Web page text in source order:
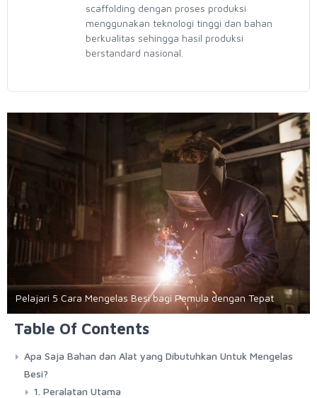
scaffolding dengan proses produksi
menggunakan teknologi tinggi dan bahan
berkualitas sehingga hasil produksi
berstandard nasional.
Pelajari 5 Cara Mengelas Besi bagi Pemula dengan Tepat
Table Of Contents
Apa Saja Bahan dan Alat yang Dibutuhkan Untuk Mengelas
Besi?
1. Peralatan Utama